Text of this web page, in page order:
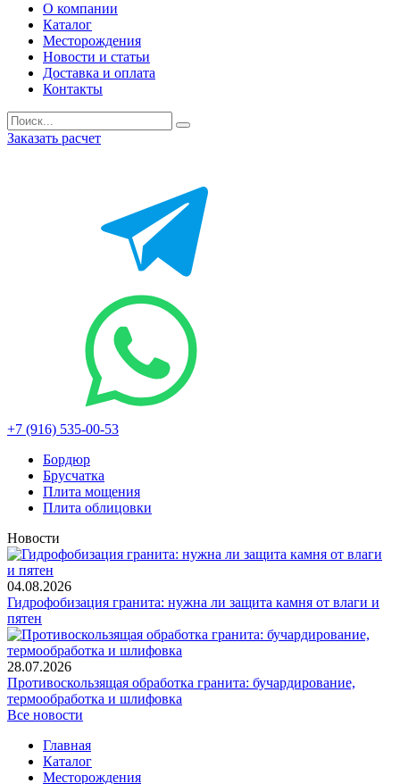
О компании
Каталог
Месторождения
Новости и статьи
Доставка и оплата
Контакты
Заказать расчет
+7 (916) 535-00-53
Бордюр
Брусчатка
Плита мощения
Плита облицовки
Новости
04.08.2026
Гидрофобизация гранита: нужна ли защита камня от влаги и
пятен
28.07.2026
Противоскользящая обработка гранита: бучардирование,
термообработка и шлифовка
Все новости
Главная
Каталог
Месторождения